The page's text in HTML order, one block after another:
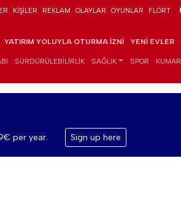
KIŞILER REKLAM OLAYLAR OYUNLAR FLÖRT
YATIRIM YOLUYLA OTURMA İZNI YENI EVLER
SÜRDÜRÜLEBILIRLIK SAĞLIK SPOR KUMAR
per year. Sign up here